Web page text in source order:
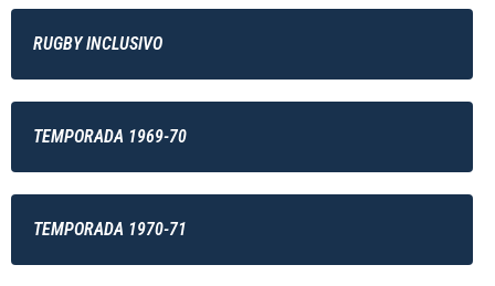
RUGBY INCLUSIVO
TEMPORADA 1969-70
TEMPORADA 1970-71